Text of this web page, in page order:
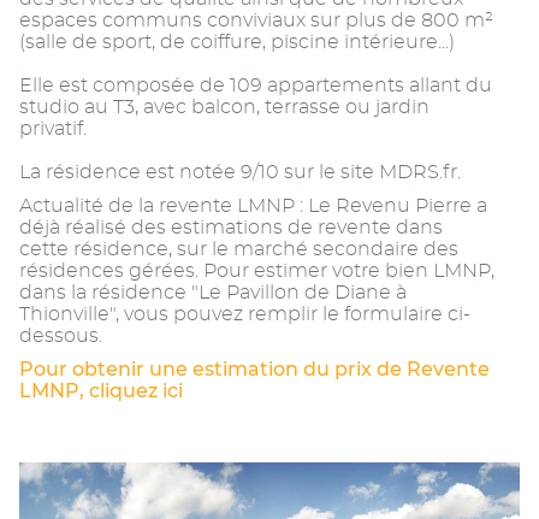
espaces communs conviviaux sur plus de 800 m²
(salle de sport, de coiffure, piscine intérieure...)
Elle est composée de 109 appartements allant du
studio au T3, avec balcon, terrasse ou jardin
privatif.
La résidence est notée 9/10 sur le site MDRS.fr.
Actualité de la revente LMNP : Le Revenu Pierre a
déjà réalisé des estimations de revente dans
cette résidence, sur le marché secondaire des
résidences gérées. Pour estimer votre bien LMNP,
dans la résidence "Le Pavillon de Diane à
Thionville", vous pouvez remplir le formulaire ci-
dessous.
Pour obtenir une estimation du prix de Revente
LMNP, cliquez ici